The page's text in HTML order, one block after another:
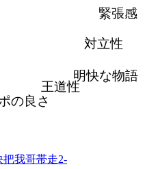
緊張感
対立性
明快な物語
王道性
の良さ
把我哥帯走2-